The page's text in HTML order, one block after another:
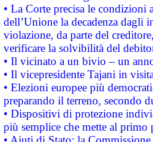
• La Corte precisa le
dell’Unione la decadenza dagli
violazione, da parte del
verificare la solvibilità del
• Il vicinato a un bivio – un
• Il vicepresidente Tajani in
• Elezioni europee più
preparando il terreno, secondo
• Dispositivi di protezione
più semplice che mette al primo